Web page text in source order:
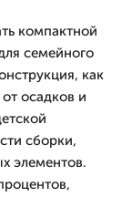
компактной
семейного
как
осадков и
сборки,
элементов.